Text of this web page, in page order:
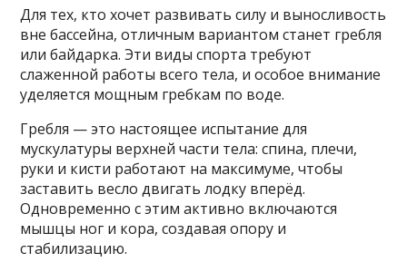
Для тех, кто хочет развивать силу и выносливость
вне бассейна, отличным вариантом станет гребля
или байдарка. Эти виды спорта требуют
слаженной работы всего тела, и особое внимание
уделяется мощным гребкам по воде.
Гребля — это настоящее испытание для
мускулатуры верхней части тела: спина, плечи,
руки и кисти работают на максимуме, чтобы
заставить весло двигать лодку вперёд.
Одновременно с этим активно включаются
мышцы ног и кора, создавая опору и
стабилизацию.